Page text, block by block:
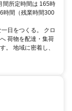
間所定時間は 165時
時間（残業時間300
日をつくる。 クロ
荷物を配達・集荷
。 地域に密着し、